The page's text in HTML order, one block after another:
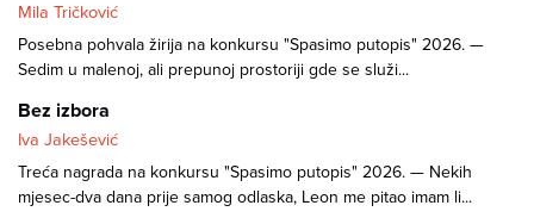
Mila Tričković
Posebna pohvala žirija na konkursu "Spasimo putopis" 2026. —
Sedim u malenoj, ali prepunoj prostoriji gde se služi...
Bez izbora
Iva Jakešević
Treća nagrada na konkursu "Spasimo putopis" 2026. — Nekih
mjesec-dva dana prije samog odlaska, Leon me pitao imam li...